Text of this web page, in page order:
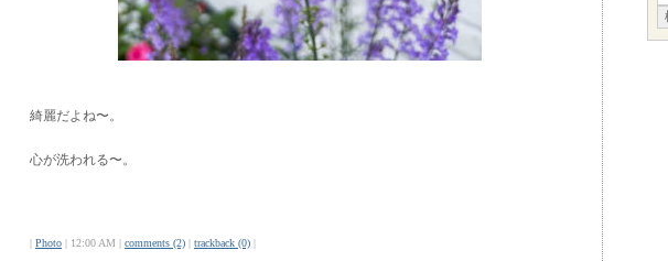
綺麗だよね〜。
心が洗われる〜。
| Photo | 12:00 AM | comments (2) | trackback (0) |